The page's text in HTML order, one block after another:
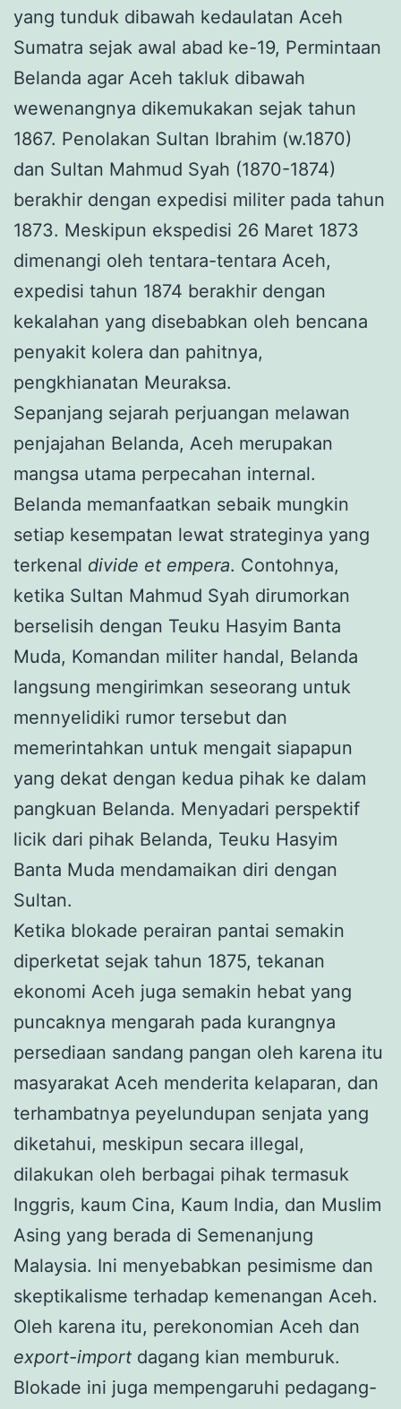
yang tunduk dibawah kedaulatan Aceh
Sumatra sejak awal abad ke-19, Permintaan
Belanda agar Aceh takluk dibawah
wewenangnya dikemukakan sejak tahun
1867. Penolakan Sultan Ibrahim (w.1870)
dan Sultan Mahmud Syah (1870-1874)
berakhir dengan expedisi militer pada tahun
1873. Meskipun ekspedisi 26 Maret 1873
dimenangi oleh tentara-tentara Aceh,
expedisi tahun 1874 berakhir dengan
kekalahan yang disebabkan oleh bencana
penyakit kolera dan pahitnya,
pengkhianatan Meuraksa.
Sepanjang sejarah perjuangan melawan
penjajahan Belanda, Aceh merupakan
mangsa utama perpecahan internal.
Belanda memanfaatkan sebaik mungkin
setiap kesempatan lewat strateginya yang
terkenal divide et empera. Contohnya,
ketika Sultan Mahmud Syah dirumorkan
berselisih dengan Teuku Hasyim Banta
Muda, Komandan militer handal, Belanda
langsung mengirimkan seseorang untuk
mennyelidiki rumor tersebut dan
memerintahkan untuk mengait siapapun
yang dekat dengan kedua pihak ke dalam
pangkuan Belanda. Menyadari perspektif
licik dari pihak Belanda, Teuku Hasyim
Banta Muda mendamaikan diri dengan
Sultan.
Ketika blokade perairan pantai semakin
diperketat sejak tahun 1875, tekanan
ekonomi Aceh juga semakin hebat yang
puncaknya mengarah pada kurangnya
persediaan sandang pangan oleh karena itu
masyarakat Aceh menderita kelaparan, dan
terhambatnya peyelundupan senjata yang
diketahui, meskipun secara illegal,
dilakukan oleh berbagai pihak termasuk
Inggris, kaum Cina, Kaum India, dan Muslim
Asing yang berada di Semenanjung
Malaysia. Ini menyebabkan pesimisme dan
skeptikalisme terhadap kemenangan Aceh.
Oleh karena itu, perekonomian Aceh dan
export-import dagang kian memburuk.
Blokade ini juga mempengaruhi pedagang-